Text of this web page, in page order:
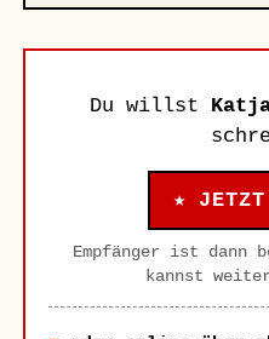
Du willst
★
Empfänger ist dann
kannst